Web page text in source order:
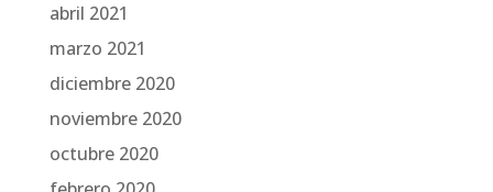
abril 2021
marzo 2021
diciembre 2020
noviembre 2020
octubre 2020